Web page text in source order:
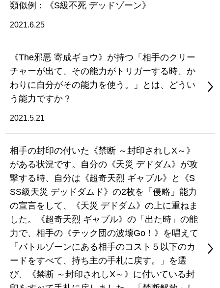
類似例：《S級不死 デッドゾーン》
2021.6.25
《The邪悪 寄成ギョウ》が持つ「相手のクリー
チャーが出て、その能力がトリガーする時、か
わりに自分がその能力を使う。」とは、どうい
う能力ですか？
2021.5.21
相手の封印の付いた《禁断 ～封印されしX～》
がある状況です。自分の《天災 デドダム》が攻
撃する時、自分は《超奇天烈 ギャブル》と《S
SS級天災 デッドダムド》の2枚を「侵略」能力
の宣言をして、《天災 デドダム》の上に重ねま
した。《超奇天烈 ギャブル》の「出た時」の能
力で、相手の《テック団の波壊Go！》を唱えて
「バトルゾーンにある相手のコスト５以下のカ
ードをすべて、持ち主の手札に戻す。」を選
び、《禁断 ～封印されしX～》に付いている封